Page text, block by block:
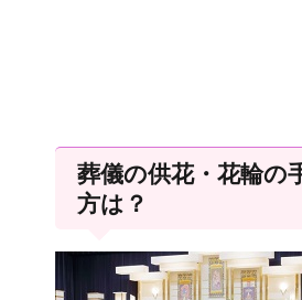
葬儀の供花・花輪の
方は？